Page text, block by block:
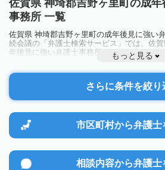
佐賀県 神埼郡吉野ヶ里町の成
事務所 一覧
佐賀県 神埼郡吉野ヶ里町の成年後見に強い
続会議の「弁護士検索サービス」では、佐
年後見に強い弁護士事務所を一覧で見るこ
ルやお悩みを抱えている方は一度近隣の弁
もっと見る
さらに条件を絞り
市区町村から弁護士
相談内容から弁護士